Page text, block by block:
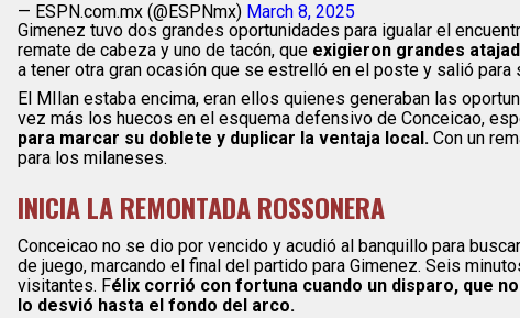
— ESPN.com.mx (@ESPNmx) March 8, 2025
Gimenez tuvo dos grandes oportunidades para igualar el
remate de cabeza y uno de tacón, que exigieron grandes
a tener otra gran ocasión que se estrelló en el poste y salió para
El MIlan estaba encima, eran ellos quienes generaban las
vez más los huecos en el esquema defensivo de Conceicao,
para marcar su doblete y duplicar la ventaja local. Con un
para los milaneses.
INICIA LA REMONTADA ROSSONERA
Conceicao no se dio por vencido y acudió al banquillo para
de juego, marcando el final del partido para Gimenez. Seis
visitantes. Félix corrió con fortuna cuando un disparo, que
lo desvió hasta el fondo del arco.